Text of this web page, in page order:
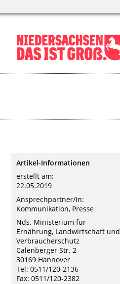
Artikel-Informationen
erstellt am:
22.05.2019
Ansprechpartner/in:
Kommunikation, Presse
Nds. Ministerium für
Ernährung, Landwirtschaft und
Verbraucherschutz
Calenberger Str. 2
30169 Hannover
Tel: 0511/120-2136
Fax: 0511/120-2382